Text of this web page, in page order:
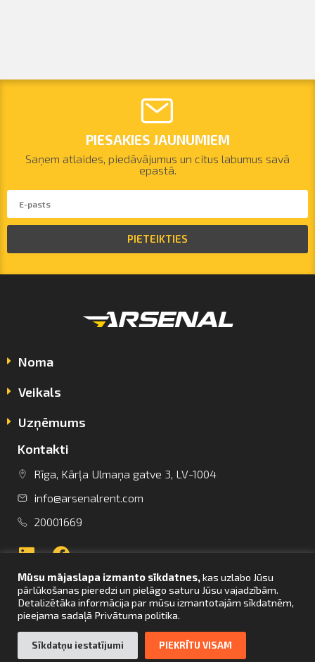
info@arsenalrent.com
+37120001669
PIESAKIES JAUNUMIEM
Saņem atlaides, piedāvājumus un citus labumus savā
epastā.
PIETEIKTIES
Noma
Veikals
Uzņēmums
Kontakti
Rīga, Kārļa Ulmaņa gatve 3, LV-1004
info@arsenalrent.com
20001669
UZ SĀKUMU
© Arsenal Tehnikas noma 2021. Visas tiesības aizsargātas. Mājaslapas
Mūsu mājaslapa izmanto sīkdatnes,kas uzlabo Jūsu
pārlūkošanas pieredzi un pielāgo saturu Jūsu vajadzībām.
Detalizētāka informācija par mūsu izmantotajām sīkdatnēm,
pieejama sadaļā Privātuma politika.
Sīkdatņu iestatījumi PIEKRĪTU VISAM